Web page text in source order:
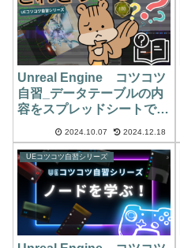
Unreal Engine コツコツ
自習_データテーブルの内
容をスプレッドシートで作
2024.10.07 2024.12.18
UEコツコツ自習シリーズ